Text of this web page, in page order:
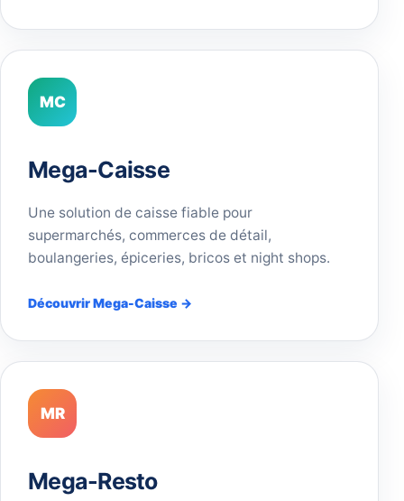
MC
Mega-Caisse
Une solution de caisse fiable pour
supermarchés, commerces de détail,
boulangeries, épiceries, bricos et night shops.
Découvrir Mega-Caisse →
MR
Mega-Resto